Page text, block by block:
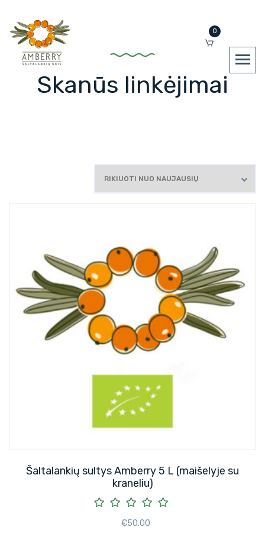
0
Skanūs linkėjimai
Šaltalankių sultys Amberry 5 L (maišelyje su
kraneliu)
€50.00